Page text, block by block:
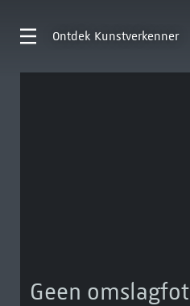
Ontdek Kunstverkenner
Geen